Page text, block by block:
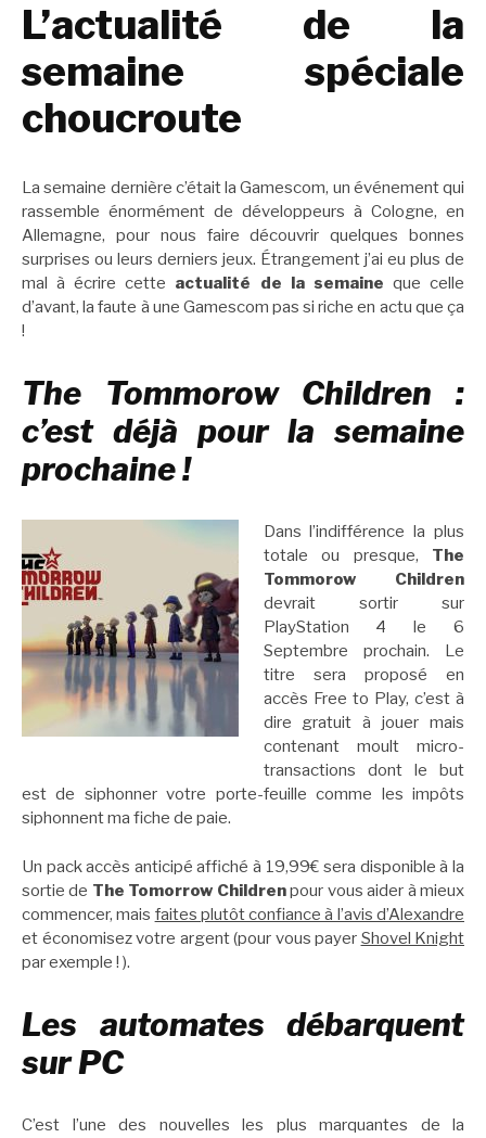
L’actualité de la
semaine spéciale
choucroute
La semaine dernière c’était la Gamescom, un événement qui
rassemble énormément de développeurs à Cologne, en
Allemagne, pour nous faire découvrir quelques bonnes
surprises ou leurs derniers jeux. Étrangement j’ai eu plus de
mal à écrire cette actualité de la semaine que celle
d’avant, la faute à une Gamescom pas si riche en actu que ça
!
The Tommorow Children :
c’est déjà pour la semaine
prochaine !
Dans l’indifférence la plus
totale ou presque, The
Tommorow Children
devrait sortir sur
PlayStation 4 le 6
Septembre prochain. Le
titre sera proposé en
accès Free to Play, c’est à
dire gratuit à jouer mais
contenant moult micro-
transactions dont le but
est de siphonner votre porte-feuille comme les impôts
siphonnent ma fiche de paie.
Un pack accès anticipé affiché à 19,99€ sera disponible à la
sortie de The Tomorrow Childrenpour vous aider à mieux
commencer, mais faites plutôt confiance à l’avis d’Alexandre
et économisez votre argent (pour vous payer Shovel Knight
par exemple ! ).
Les automates débarquent
sur PC
C’est l’une des nouvelles les plus marquantes de la